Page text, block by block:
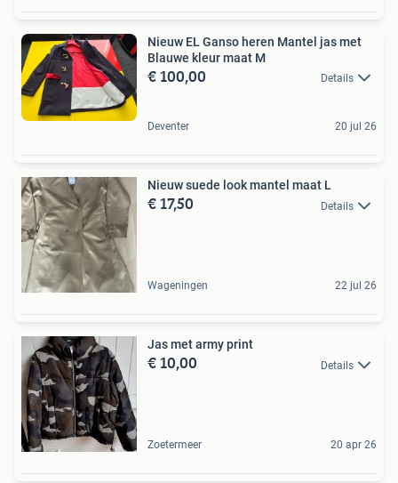
Nieuw EL Ganso heren Mantel jas met
Blauwe kleur maat M
€ 100,00 Details
Deventer 20 jul 26
Nieuw suede look mantel maat L
€ 17,50 Details
Wageningen 22 jul 26
Jas met army print
€ 10,00 Details
Zoetermeer 20 apr 26